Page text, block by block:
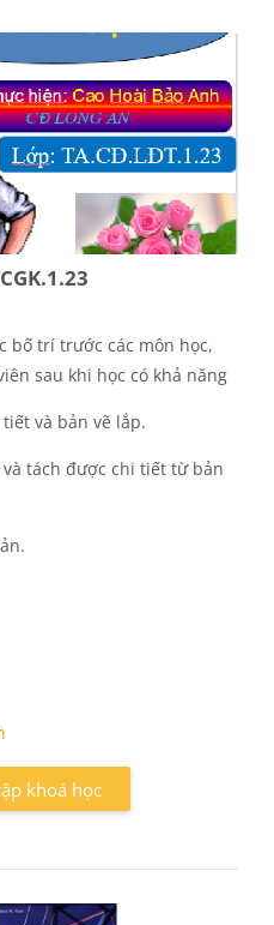
bố trí trước các môn học,
sau khi học có khả năng
và bản vẽ lắp.
tách được chi tiết từ bản
khoá học